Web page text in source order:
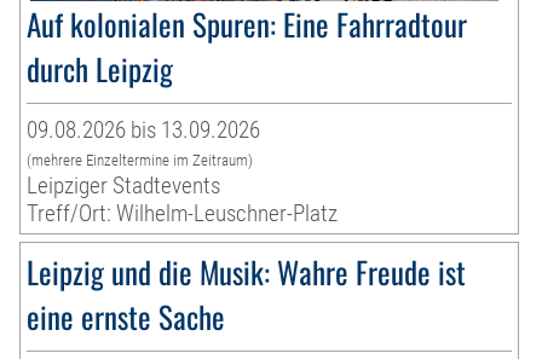
Auf kolonialen Spuren: Eine Fahrradtour
durch Leipzig
09.08.2026 bis 13.09.2026
(mehrere Einzeltermine im Zeitraum)
Leipziger Stadtevents
Treff/Ort: Wilhelm-Leuschner-Platz
Leipzig und die Musik: Wahre Freude ist
eine ernste Sache